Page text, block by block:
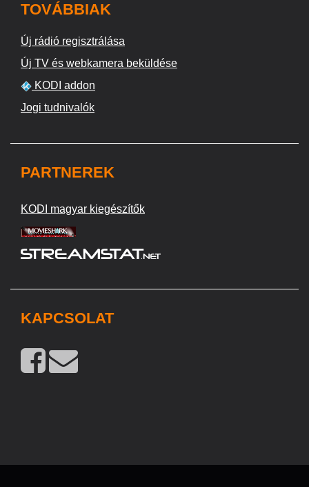
TOVÁBBIAK
Új rádió regisztrálása
Új TV és webkamera beküldése
KODI addon
Jogi tudnivalók
PARTNEREK
KODI magyar kiegészítők
KAPCSOLAT